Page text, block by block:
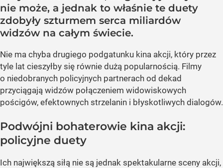
nie może, a jednak to właśnie te duety
zdobyły szturmem serca miliardów
widzów na całym świecie.
Nie ma chyba drugiego podgatunku kina akcji, który przez
tyle lat cieszyłby się równie dużą popularnością. Filmy
o niedobranych policyjnych partnerach od dekad
przyciągają widzów połączeniem widowiskowych
pościgów, efektownych strzelanin i błyskotliwych dialogów.
Podwójni bohaterowie kina akcji:
policyjne duety
Ich największą siłą nie są jednak spektakularne sceny akcji,